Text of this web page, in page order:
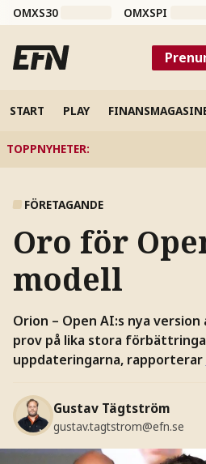
OMXS30 OMXSPI
START PLAY
TOPPNYHETER:
FÖRETAGANDE
Oro för
modell
Orion – Open AI:s nya version
prov på lika stora
uppdateringarna, rapporterar
Gustav Tägtström
gustav.tagtstrom@efn.se